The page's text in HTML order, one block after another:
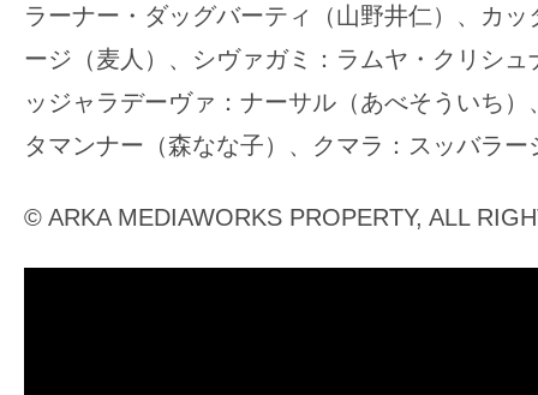
ラーナー・ダッグバーティ（山野井仁）、カ
ージ（麦人）、シヴァガミ：ラムヤ・クリシ
ッジャラデーヴァ：ナーサル（あべそういち
タマンナー（森なな子）、クマラ：スッバラー
© ARKA MEDIAWORKS PROPERTY, ALL